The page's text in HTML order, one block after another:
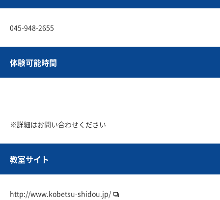
045-948-2655
体験可能時間
※詳細はお問い合わせください
教室サイト
http://www.kobetsu-shidou.jp/